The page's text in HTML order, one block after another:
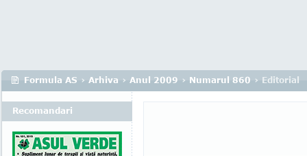
Formula AS › Arhiva › Anul 2009 › Numarul 860 › Editorial
Recomandari